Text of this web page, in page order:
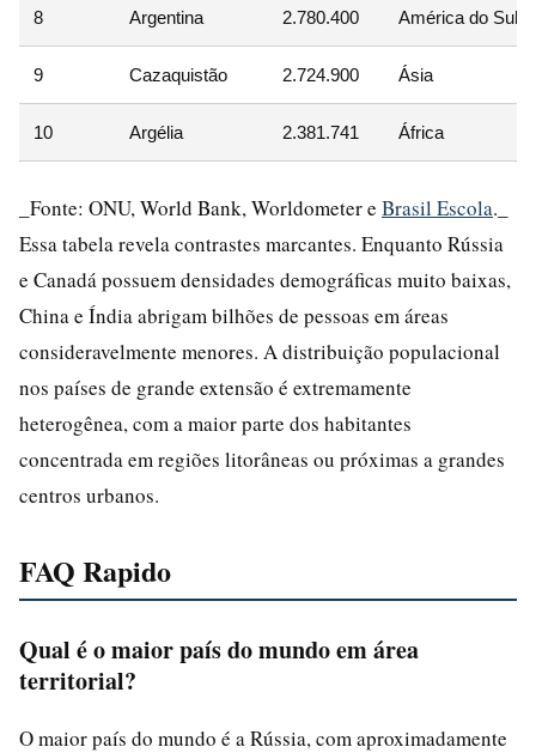
8 Argentina 2.780.400 América do Sul
9 Cazaquistão 2.724.900 Ásia
10 Argélia 2.381.741 África
_Fonte: ONU, World Bank, Worldometer e Brasil Escola._
Essa tabela revela contrastes marcantes. Enquanto Rússia
e Canadá possuem densidades demográficas muito baixas,
China e Índia abrigam bilhões de pessoas em áreas
consideravelmente menores. A distribuição populacional
nos países de grande extensão é extremamente
heterogênea, com a maior parte dos habitantes
concentrada em regiões litorâneas ou próximas a grandes
centros urbanos.
FAQ Rapido
Qual é o maior país do mundo em área
territorial?
O maior país do mundo é a Rússia, com aproximadamente